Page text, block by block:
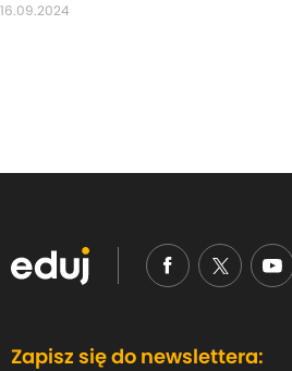
16.09.2024
Zapisz się do newslettera: